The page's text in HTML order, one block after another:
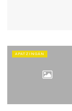
APATZINGÁN